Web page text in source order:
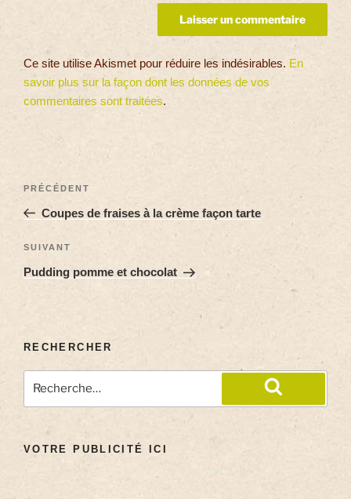
Ce site utilise Akismet pour réduire les indésirables. En
savoir plus sur la façon dont les données de vos
commentaires sont traitées.
PRÉCÉDENT
Coupes de fraises à la crème façon tarte
SUIVANT
Pudding pomme et chocolat
RECHERCHER
VOTRE PUBLICITÉ ICI